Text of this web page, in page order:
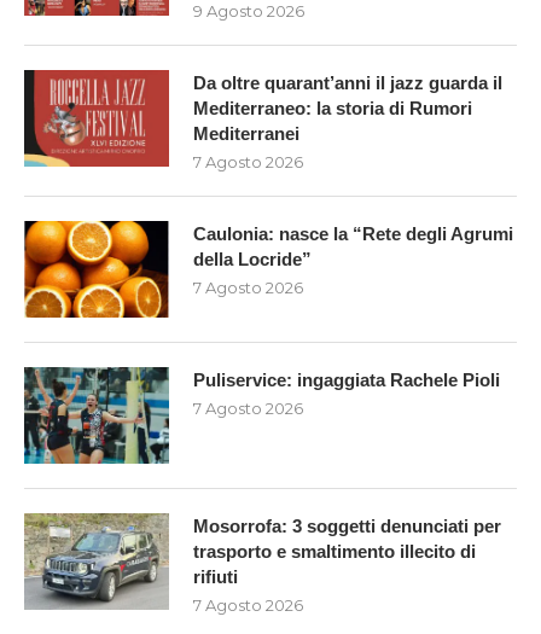
9 Agosto 2026
Da oltre quarant’anni il jazz guarda il
Mediterraneo: la storia di Rumori
Mediterranei
7 Agosto 2026
Caulonia: nasce la “Rete degli Agrumi
della Locride”
7 Agosto 2026
Puliservice: ingaggiata Rachele Pioli
7 Agosto 2026
Mosorrofa: 3 soggetti denunciati per
trasporto e smaltimento illecito di
rifiuti
7 Agosto 2026